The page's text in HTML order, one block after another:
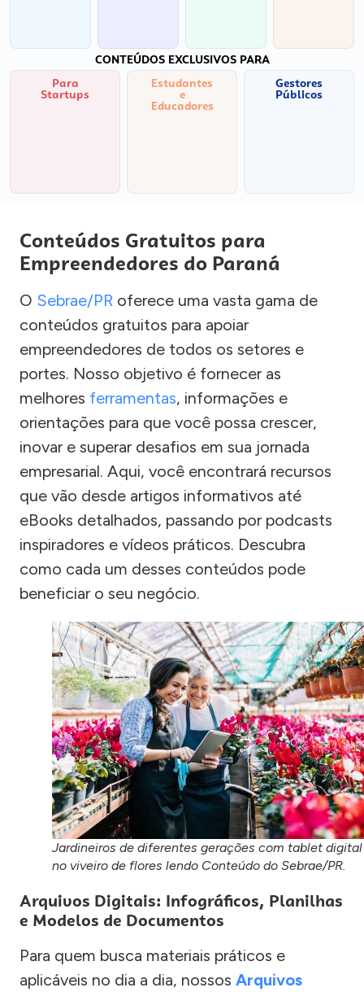
CONTEÚDOS EXCLUSIVOS PARA
Para
Startups
Estudantes
e
Educadores
Gestores
Públicos
Conteúdos Gratuitos para
Empreendedores do Paraná
O Sebrae/PR oferece uma vasta gama de
conteúdos gratuitos para apoiar
empreendedores de todos os setores e
portes. Nosso objetivo é fornecer as
melhores ferramentas, informações e
orientações para que você possa crescer,
inovar e superar desafios em sua jornada
empresarial. Aqui, você encontrará recursos
que vão desde artigos informativos até
eBooks detalhados, passando por podcasts
inspiradores e vídeos práticos. Descubra
como cada um desses conteúdos pode
beneficiar o seu negócio.
Jardineiros de diferentes gerações com tablet digital
no viveiro de flores lendo Conteúdo do Sebrae/PR.
Arquivos Digitais: Infográficos, Planilhas
e Modelos de Documentos
Para quem busca materiais práticos e
aplicáveis no dia a dia, nossos Arquivos